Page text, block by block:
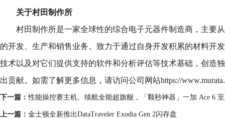
关于村田制作所
村田制作所是一家全球性的综合电子元器件制造商，主要
的开发、生产和销售业务。致力于通过自身开发积累的材料开
技术以及对它们提供支持的软件和分析评估等技术基础，创造
出贡献。如需了解更多信息，请访问公司网站https://
下一篇：性能操控赛主机、续航全能超旗舰，「颗秒神器」一加 Ace 6
上一篇： 金士顿全新推出DataTraveler Exodia Gen 2闪存盘